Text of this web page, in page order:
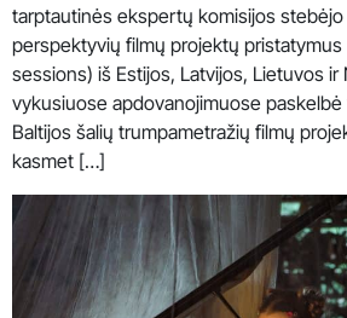
tarptautinės ekspertų komisijos
perspektyvių filmų projektų
sessions) iš Estijos, Latvijos, Lietuvos ir
vykusiuose apdovanojimuose
Baltijos šalių trumpametražių filmų
kasmet […]